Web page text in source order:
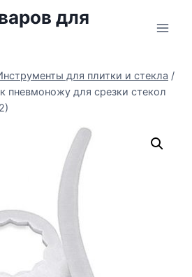
для
для плитки и стекла /
пневмоножу для срезки стекол